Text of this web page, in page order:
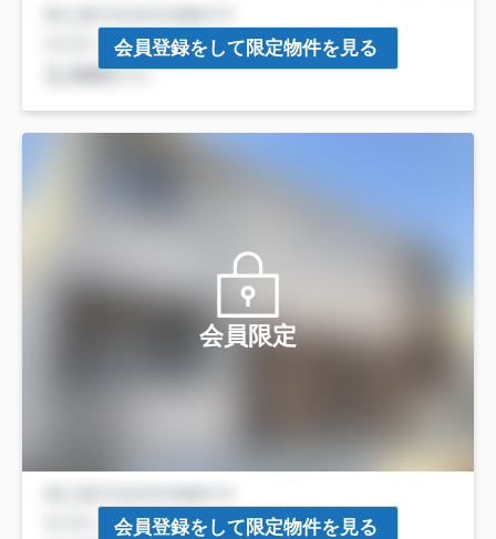
会員登録をして限定物件を見る
会員限定
会員登録をして限定物件を見る